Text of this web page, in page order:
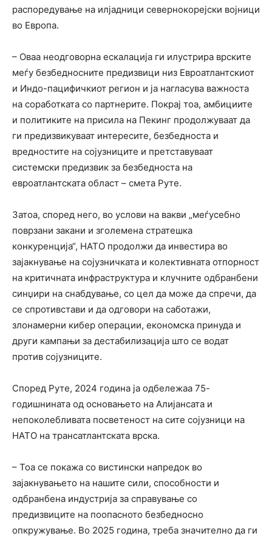
распоредување на илјадници севернокорејски војници
во Европа.
– Оваа неодговорна ескалација ги илустрира врските
меѓу безбедносните предизвици низ Евроатлантскиот
и Индо-пацифичкиот регион и ја нагласува важноста
на соработката со партнерите. Покрај тоа, амбициите
и политиките на присила на Пекинг продолжуваат да
ги предизвикуваат интересите, безбедноста и
вредностите на сојузниците и претставуваат
системски предизвик за безбедноста на
евроатлантската област – смета Руте.
Затоа, според него, во услови на вакви „меѓусебно
поврзани закани и зголемена стратешка
конкуренција“, НАТО продолжи да инвестира во
зајакнување на сојузничката и колективната отпорност
на критичната инфраструктура и клучните одбранбени
синџири на снабдување, со цел да може да спречи, да
се спротивстави и да одговори на саботажи,
злонамерни кибер операции, економска принуда и
други кампањи за дестабилизација што се водат
против сојузниците.
Според Руте, 2024 година ја одбележаа 75-
годишнината од основањето на Алијансата и
непоколебливата посветеност на сите сојузници на
НАТО на трансатлантската врска.
– Тоа се покажа со вистински напредок во
зајакнувањето на нашите сили, способности и
одбранбена индустрија за справување со
предизвиците на поопасното безбедносно
опкружување. Во 2025 година, треба значително да ги